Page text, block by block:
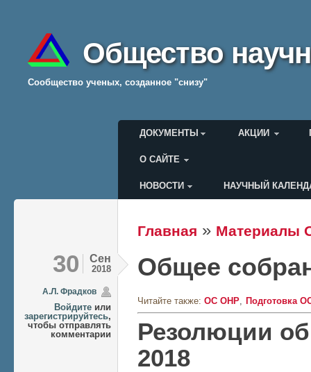
Общество
Cообщество ученых, созданное "снизу"
Главное меню
ДОКУМЕНТЫ АКЦИИ
О САЙТЕ
Меню пользователя
НОВОСТИ НАУЧНЫЙ
Вы здесь
Главная » Материалы
30 Сен
2018
А.Л. Фрадков
Войдите или
зарегистрируйтесь,
чтобы отправлять
комментарии
Общее
Читайте также: ОС ОНР Подготовка
Резолюции
2018